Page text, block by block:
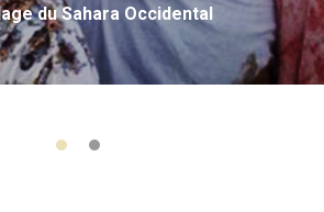
du Sahara Occidental